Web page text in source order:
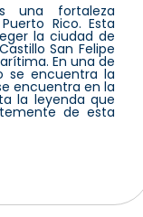
una fortaleza
Rico. Esta
la ciudad de
San Felipe
En una de
se encuentra la
encuentra en la
la leyenda que
de esta